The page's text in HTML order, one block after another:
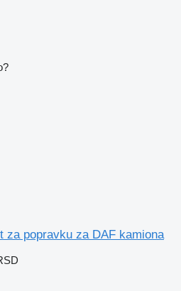
za popravku za DAF kamiona